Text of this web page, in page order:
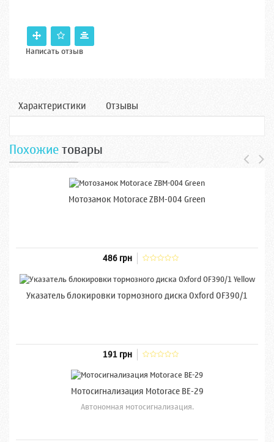
Написать отзыв
Характеристики Отзывы
Похожиетовары
Мотозамок Motorace ZBM-004 Green
486 грн
Указатель блокировки тормозного диска Oxford OF390/1
191 грн
Мотосигнализация Motorace BE-29
Автономная мотосигнализация.